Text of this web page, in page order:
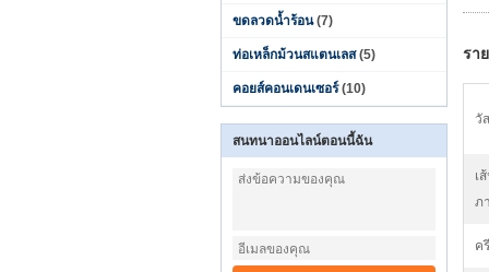
ขดลวดน้ำร้อน (7)
ท่อเหล็กม้วนสแตนเลส (5)
คอยส์คอนเดนเซอร์ (10)
สนทนาออนไลน์ตอนนี้ฉัน
รา
วั
เ
ภ
ค